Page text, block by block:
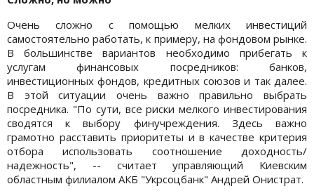
Очень сложно с помощью мелких инвестиций
самостоятельно работать, к примеру, на фондовом рынке.
В большинстве вариантов необходимо прибегать к
услугам финансовых посредников: банков,
инвестиционных фондов, кредитных союзов и так далее.
В этой ситуации очень важно правильно выбрать
посредника. "По сути, все риски мелкого инвестирования
сводятся к выбору финучреждения. Здесь важно
грамотно расставить приоритеты и в качестве критерия
отбора использовать соотношение доходность/
надежность", -- считает управляющий Киевским
областным филиалом АКБ "Укрсоцбанк" Андрей Онистрат.